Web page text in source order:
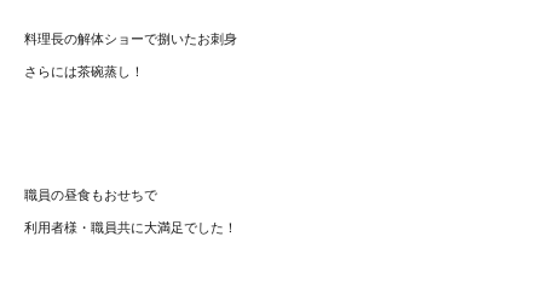
料理長の解体ショーで捌いたお刺身
さらには茶碗蒸し！
職員の昼食もおせちで
利用者様・職員共に大満足でした！